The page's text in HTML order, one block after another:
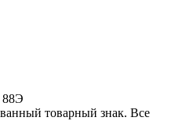
88Э
товарный знак. Все